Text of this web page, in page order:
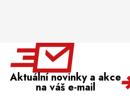
Servis nářadí
Doprava a platba Váš
Aktuální novinky a akce
na váš e-mail